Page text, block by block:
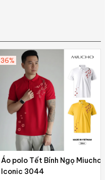
36%
Áo polo Tết Bính Ngọ Miucho
Iconic 3044